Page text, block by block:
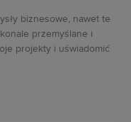
biznesowe, nawet te
przemyślane i
projekty i uświadomić